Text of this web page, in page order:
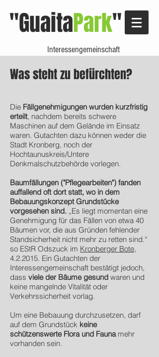
"GuaitaPark"
Interessengemeinschaft
Was steht zu befürchten?
Die Fällgenehmigungen wurden kurzfristig
erteilt, nachdem bereits schwere
Maschinen auf dem Gelände im Einsatz
waren. Gutachten dazu können weder die
Stadt Kronberg, noch der
Hochtaunuskreis/Untere
Denkmalschutzbehörde vorlegen.
Baumfällungen ("Pflegearbeiten") fanden
auffallend oft dort statt, wo in dem
Bebauungskonzept Grundstücke
vorgesehen sind. „Es liegt momentan eine
Genehmigung für das Fällen von etwa 40
Bäumen vor, die aus Gründen fehlender
Standsicherheit nicht mehr zu retten sind.“
so EStR Odszuck im Kronberger Bote,
4.2.2015. Ein Gutachten der
Interessengemeinschaft bestätigt jedoch,
dass viele der Bäume gesund waren und
keine mangelnde Vitalität oder
Verkehrssicherheit vorlag.
Um eine Bebauung durchzusetzen, darf
auf dem Grundstück keine
schützenswerte Flora und Faunamehr
vorhanden sein.